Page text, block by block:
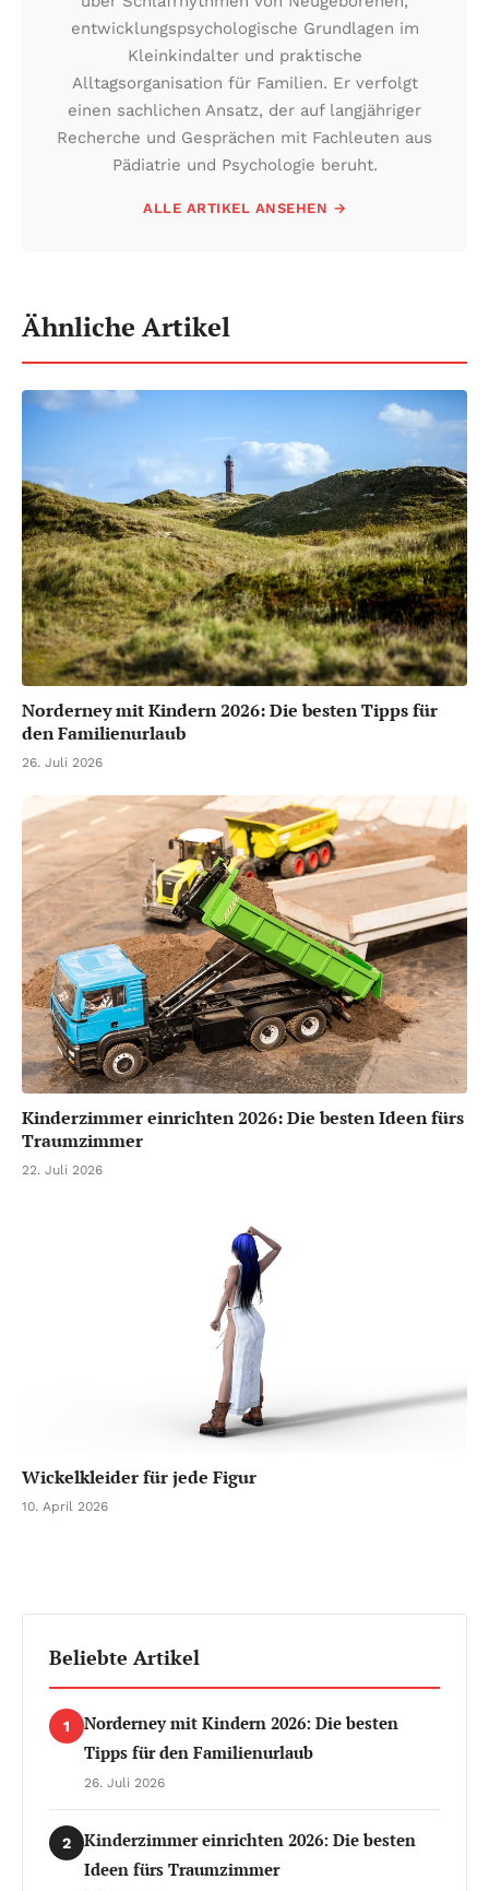
entwicklungspsychologische Grundlagen im
Kleinkindalter und praktische
Alltagsorganisation für Familien. Er verfolgt
einen sachlichen Ansatz, der auf langjähriger
Recherche und Gesprächen mit Fachleuten aus
Pädiatrie und Psychologie beruht.
ALLE ARTIKEL ANSEHEN →
Ähnliche Artikel
Norderney mit Kindern 2026: Die besten Tipps für
den Familienurlaub
26. Juli 2026
Kinderzimmer einrichten 2026: Die besten Ideen fürs
Traumzimmer
22. Juli 2026
Wickelkleider für jede Figur
10. April 2026
Beliebte Artikel
1
Norderney mit Kindern 2026: Die besten
Tipps für den Familienurlaub
26. Juli 2026
2
Kinderzimmer einrichten 2026: Die besten
Ideen fürs Traumzimmer